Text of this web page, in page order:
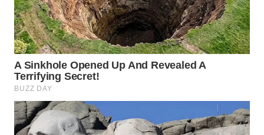
WN
LIKUPANG
WN
LABUANBAJO
WN
BORNEO